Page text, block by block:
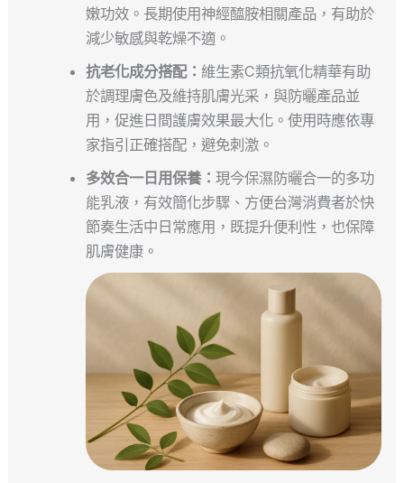
嫩功效。長期使用神經醯胺相關產品，有助於
減少敏感與乾燥不適。
抗老化成分搭配： 維生素C類抗氧化精華有助
於調理膚色及維持肌膚光采，與防曬產品並
用，促進日間護膚效果最大化。使用時應依專
家指引正確搭配，避免刺激。
多效合一日用保養： 現今保濕防曬合一的多功
能乳液，有效簡化步驟、方便台灣消費者於快
節奏生活中日常應用，既提升便利性，也保障
肌膚健康。